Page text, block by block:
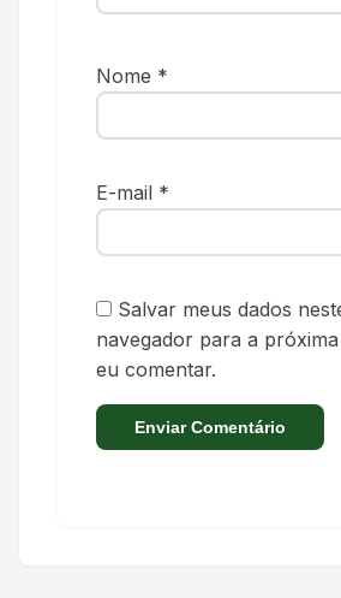
Nome *
E-mail *
Salvar meus dados
navegador para a
eu comentar.